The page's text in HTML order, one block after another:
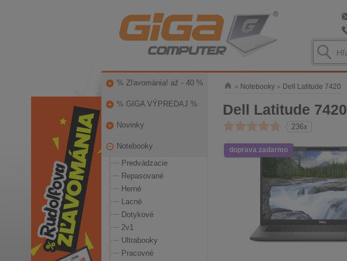
% Zľavománia! až - 40 %
% GIGA VÝPREDAJ %
Novinky
Notebooky
Predvádzacie
Repasované
Herné
Lacné
Dotykové
2v1
Ultrabooky
Pracovné
» Notebooky» Dell Latitude 7420
Dell Latitude 7420
236x
doprava zadarmo